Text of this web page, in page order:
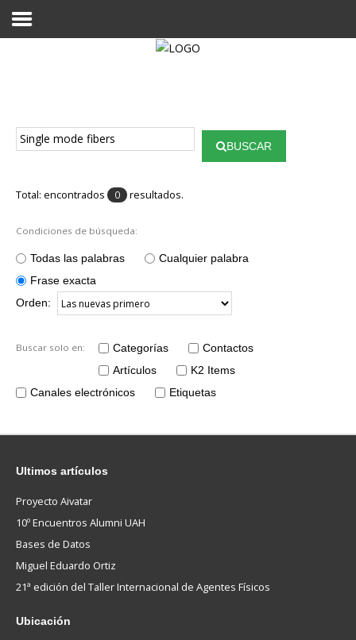
BUSCAR
Total: encontrados 0 resultados.
Condiciones de búsqueda:
Todas las palabras
Cualquier palabra
Frase exacta
Orden:
Buscar solo en: Categorías
Contactos
Artículos
K2 Items
Canales electrónicos
Etiquetas
Ultimos artículos
Proyecto Aivatar
10º Encuentros Alumni UAH
Bases de Datos
Miguel Eduardo Ortiz
21ª edición del Taller Internacional de Agentes Físicos
Ubicación